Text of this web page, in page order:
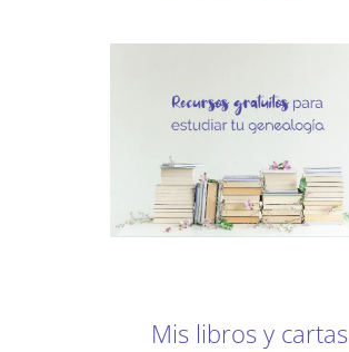
Mis libros y cartas